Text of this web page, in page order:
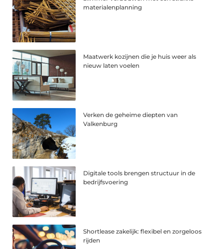
materialenplanning
Maatwerk kozijnen die je huis weer als
nieuw laten voelen
Verken de geheime diepten van
Valkenburg
Digitale tools brengen structuur in de
bedrijfsvoering
Shortlease zakelijk: flexibel en zorgeloos
rijden